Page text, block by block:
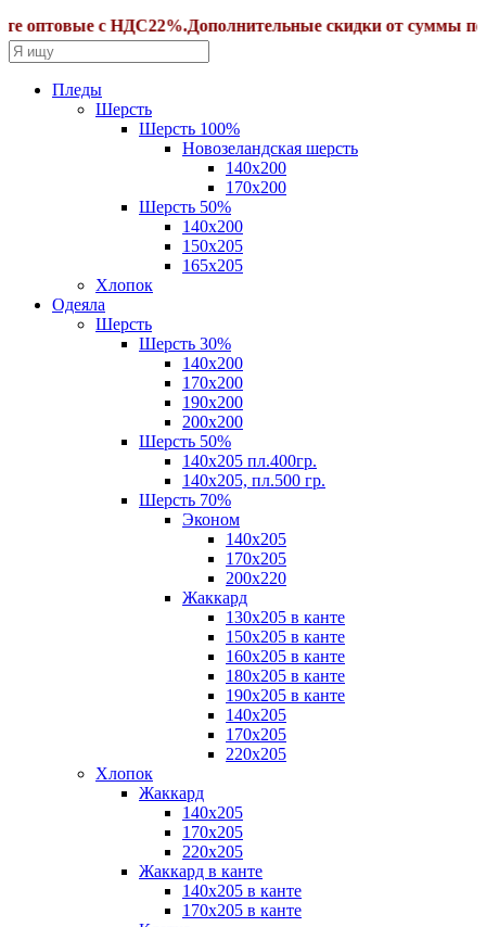
с НДС22%.Дополнительные скидки от суммы покупки
Пледы
Шерсть
Шерсть 100%
Новозеландская шерсть
140х200
170x200
Шерсть 50%
140x200
150х205
165х205
Хлопок
Одеяла
Шерсть
Шерсть 30%
140х200
170х200
190х200
200х200
Шерсть 50%
140х205 пл.400гр.
140х205, пл.500 гр.
Шерсть 70%
Эконом
140х205
170х205
200х220
Жаккард
130х205 в канте
150х205 в канте
160х205 в канте
180х205 в канте
190х205 в канте
140х205
170х205
220х205
Хлопок
Жаккард
140x205
170х205
220х205
Жаккард в канте
140х205 в канте
170х205 в канте